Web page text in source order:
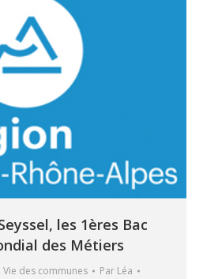
les 1ères Bac
des Métiers
Vie des communes Par Léa